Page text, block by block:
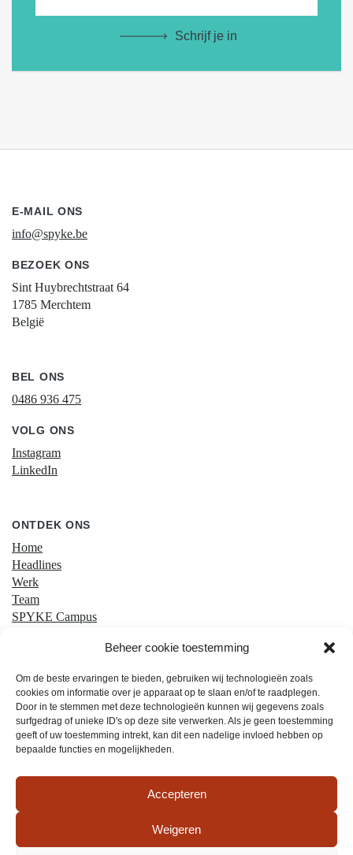
Beheer cookie toestemming
Om de beste ervaringen te bieden, gebruiken wij technologieën zoals
cookies om informatie over je apparaat op te slaan en/of te raadplegen.
Door in te stemmen met deze technologieën kunnen wij gegevens zoals
surfgedrag of unieke ID's op deze site verwerken. Als je geen toestemming
geeft of uw toestemming intrekt, kan dit een nadelige invloed hebben op
bepaalde functies en mogelijkheden.
Accepteren
Weigeren
Schrijf je in
E-MAIL ONS
info@spyke.be
BEZOEK ONS
Sint Huybrechtstraat 64
1785 Merchtem
België
BEL ONS
0486 936 475
VOLG ONS
Instagram
LinkedIn
ONTDEK ONS
Home
Headlines
Werk
Team
SPYKE Campus
Privacy & Cookies
Algemene voorwaarden